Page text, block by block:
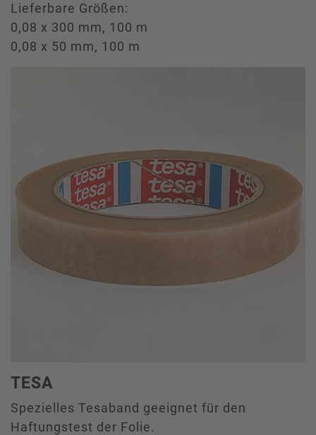
Lieferbare Größen:
0,08 x 300 mm, 100 m
0,08 x 50 mm, 100 m
TESA
Spezielles Tesaband geeignet für den
Haftungstest der Folie.